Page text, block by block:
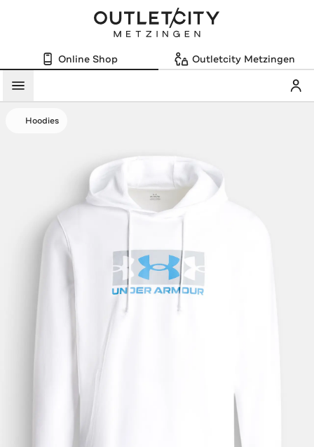
Online Shop Outletcity Metzingen
Menü
Hoodies